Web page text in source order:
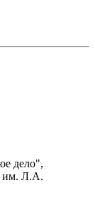
дело",
им. Л.А.